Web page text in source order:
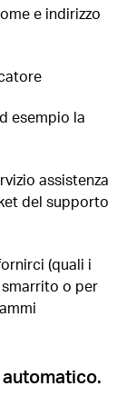
e indirizzo
esempio la
assistenza
del supporto
(quali i
o per